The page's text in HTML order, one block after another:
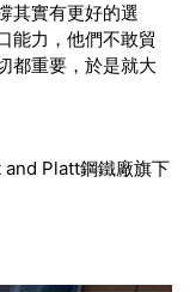
其實有更好的選
能力，他們不敢貿
都重要，於是就大
Platt鋼鐵廠旗下